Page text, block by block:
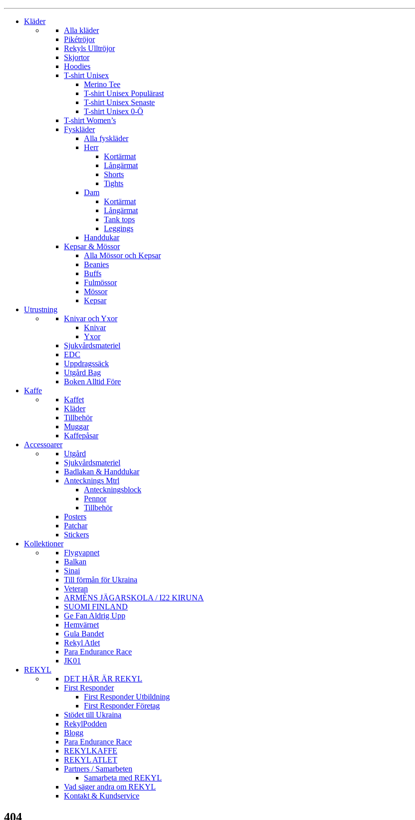
Kläder
Alla kläder
Pikétröjor
Rekyls Ulltröjor
Skjortor
Hoodies
T-shirt Unisex
Merino Tee
T-shirt Unisex Populärast
T-shirt Unisex Senaste
T-shirt Unisex 0-Ö
T-shirt Women’s
Fyskläder
Alla fyskläder
Herr
Kortärmat
Långärmat
Shorts
Tights
Dam
Kortärmat
Långärmat
Tank tops
Leggings
Handdukar
Kepsar & Mössor
Alla Mössor och Kepsar
Beanies
Buffs
Fulmössor
Mössor
Kepsar
Utrustning
Knivar och Yxor
Knivar
Yxor
Sjukvårdsmateriel
EDC
Uppdragssäck
Utgård Bag
Boken Alltid Före
Kaffe
Kaffet
Kläder
Tillbehör
Muggar
Kaffepåsar
Accessoarer
Utgård
Sjukvårdsmateriel
Badlakan & Handdukar
Antecknings Mtrl
Anteckningsblock
Pennor
Tillbehör
Posters
Patchar
Stickers
Kollektioner
Flygvapnet
Balkan
Sinai
Till förmån för Ukraina
Veteran
ARMÈNS JÄGARSKOLA / I22 KIRUNA
SUOMI FINLAND
Ge Fan Aldrig Upp
Hemvärnet
Gula Bandet
Rekyl Atlet
Para Endurance Race
JK01
REKYL
DET HÄR ÄR REKYL
First Responder
First Responder Utbildning
First Responder Företag
Stödet till Ukraina
RekylPodden
Blogg
Para Endurance Race
REKYLKAFFE
REKYL ATLET
Partners / Samarbeten
Samarbeta med REKYL
Vad säger andra om REKYL
Kontakt & Kundservice
404